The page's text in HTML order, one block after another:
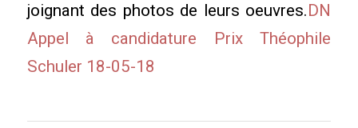
joignant des photos de leurs oeuvres.DN
Appel à candidature Prix Théophile
Schuler 18-05-18